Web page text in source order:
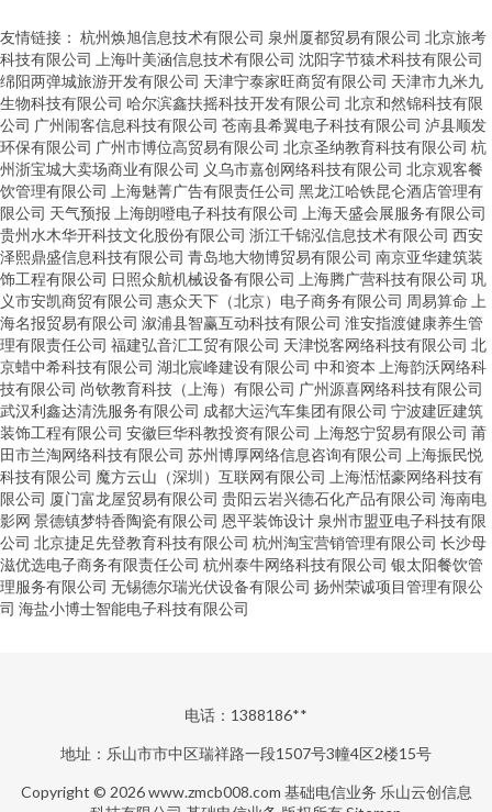
友情链接： 杭州焕旭信息技术有限公司 泉州厦都贸易有限公司 北京旅考
科技有限公司
上海叶美涵信息技术有限公司 沈阳字节猿术科技有限公司
绵阳两弹城旅游开发有限公司 天津宁泰家旺商贸有限公司 天津市九米九
生物科技有限公司 哈尔滨鑫扶摇科技开发有限公司 北京和然锦科技有限
公司 广州闹客信息科技有限公司 苍南县希翼电子科技有限公司 泸县顺发
环保有限公司 广州市博位高贸易有限公司 北京圣纳教育科技有限公司 杭
州浙宝城大卖场商业有限公司 义乌市嘉创网络科技有限公司 北京观客餐
饮管理有限公司
上海魅菁广告有限责任公司 黑龙江哈铁昆仑酒店管理有
限公司 天气预报 上海朗噔电子科技有限公司
上海天盛会展服务有限公司
贵州水木华开科技文化股份有限公司 浙江千锦泓信息技术有限公司 西安
泽熙鼎盛信息科技有限公司 青岛地大物博贸易有限公司 南京亚华建筑装
饰工程有限公司 日照众航机械设备有限公司 上海腾广营科技有限公司 巩
义市安凯商贸有限公司 惠众天下（北京）电子商务有限公司 周易算命 上
海名报贸易有限公司 溆浦县智赢互动科技有限公司 淮安指渡健康养生管
理有限责任公司 福建弘音汇工贸有限公司 天津悦客网络科技有限公司 北
京蜡中希科技有限公司 湖北宸峰建设有限公司 中和资本 上海韵沃网络科
技有限公司 尚钦教育科技（上海）有限公司 广州源喜网络科技有限公司
武汉利鑫达清洗服务有限公司 成都大运汽车集团有限公司 宁波建匠建筑
装饰工程有限公司 安徽巨华科教投资有限公司 上海怒宁贸易有限公司 莆
田市兰淘网络科技有限公司 苏州博厚网络信息咨询有限公司
上海振民悦
科技有限公司 魔方云山（深圳）互联网有限公司
上海湉湉豪网络科技有
限公司 厦门富龙屋贸易有限公司 贵阳云岩兴德石化产品有限公司 海南电
影网 景德镇梦特香陶瓷有限公司 恩平装饰设计 泉州市盟亚电子科技有限
公司 北京捷足先登教育科技有限公司 杭州淘宝营销管理有限公司 长沙母
滋优选电子商务有限责任公司 杭州泰牛网络科技有限公司 银太阳餐饮管
理服务有限公司 无锡德尔瑞光伏设备有限公司 扬州荣诚项目管理有限公
司 海盐小博士智能电子科技有限公司
电话：1388186**
地址：乐山市市中区瑞祥路一段1507号3幢4区2楼15号
Copyright © 2026www.zmcb008.com 基础电信业务 乐山云创信息